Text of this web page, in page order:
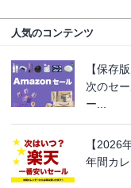
人気のコンテンツ
【保存
次のセ
ー...
【2026
年間カ